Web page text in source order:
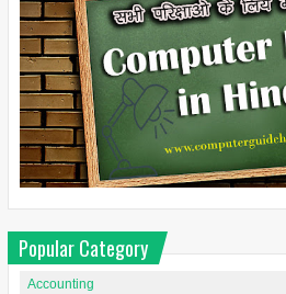
Popular Category
Accounting